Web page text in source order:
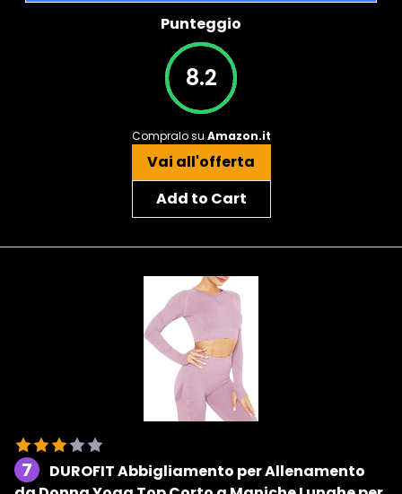
Punteggio
8.2
Compralo su Amazon.it
Vai all'offerta
Add to Cart
7
DUROFIT Abbigliamento per Allenamento